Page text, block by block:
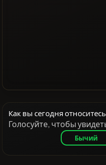
Как вы сегодня
Голосуйте, чтобы
Бычий